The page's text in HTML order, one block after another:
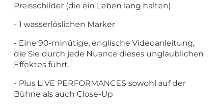
Preisschilder (die ein Leben lang halten)
- 1 wasserlöslichen Marker
- Eine 90-minütige, englische Videoanleitung,
die Sie durch jede Nuance dieses unglaublichen
Effektes führt.
- Plus LIVE PERFORMANCES sowohl auf der
Bühne als auch Close-Up